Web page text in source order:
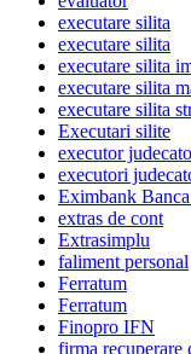
executare silita
executare silita
executare silita
executare silita
executare silita
Executari silite
executor
executori
Eximbank Banca
extras de cont
Extrasimplu
faliment personal
Ferratum
Ferratum
Finopro IFN
firma recuperare